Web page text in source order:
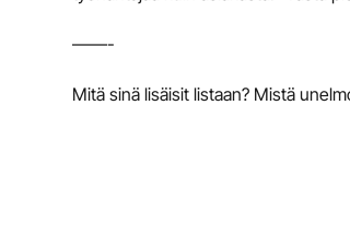
——-
Mitä sinä lisäisit listaan? Mistä